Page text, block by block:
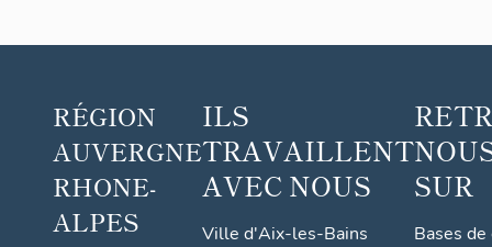
RÉGION
AUVERGNE
RHONE-
ALPES
ILS
TRAVAILLENT
AVEC NOUS
Ville d'Aix-les-Bains
SUR
Bases